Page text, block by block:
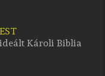
Károli Biblia